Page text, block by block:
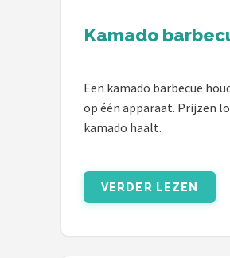
Kamado
Een kamado barbecue
op één apparaat. Prijzen
kamado haalt.
VERDER LEZEN